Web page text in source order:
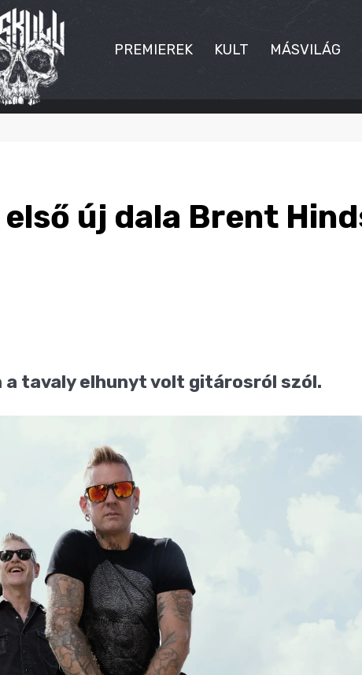
PREMIEREK KULT MÁSVILÁG
új dala Brent
a tavaly elhunyt volt gitárosról szól.